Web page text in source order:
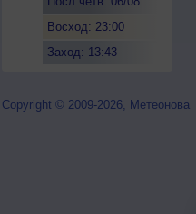
Восход: 23:00
Заход: 13:43
Copyright © 2009-2026, Метеонова